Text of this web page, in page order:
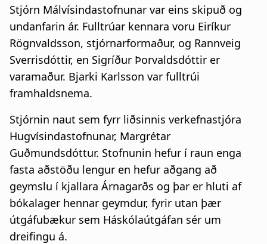
g
n
Stjórn Málvísindastofnunar var eins skipuð og
undanfarin ár. Fulltrúar kennara voru Eiríkur
Rögnvaldsson, stjórnarformaður, og Rannveig
Sverrisdóttir, en Sigríður Þorvaldsdóttir er
varamaður. Bjarki Karlsson var fulltrúi
framhaldsnema.
Stjórnin naut sem fyrr liðsinnis verkefnastjóra
Hugvísindastofnunar, Margrétar
Guðmundsdóttur. Stofnunin hefur í raun enga
fasta aðstöðu lengur en hefur aðgang að
geymslu í kjallara Árnagarðs og þar er hluti af
bókalager hennar geymdur, fyrir utan þær
útgáfubækur sem Háskólaútgáfan sér um
dreifingu á.